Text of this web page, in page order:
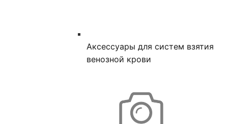
Аксессуары для систем взятия
венозной крови